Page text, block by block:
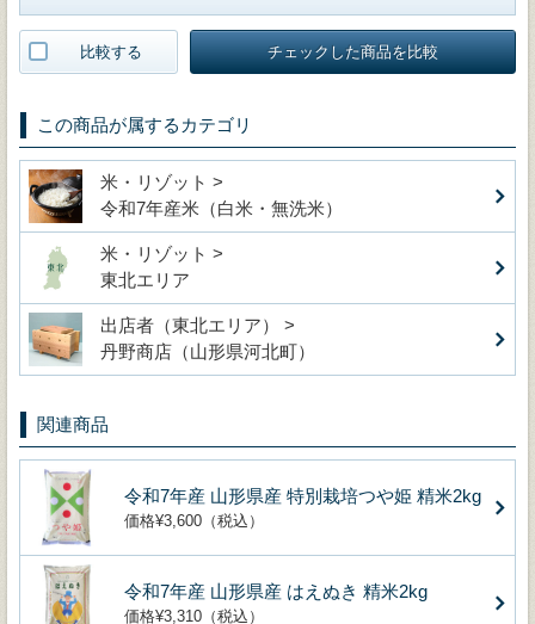
比較する チェックした商品を比較
この商品が属するカテゴリ
米・リゾット >
令和7年産米（白米・無洗米）
米・リゾット >
東北エリア
出店者（東北エリア） >
丹野商店（山形県河北町）
関連商品
令和7年産 山形県産 特別栽培つや姫 精米2kg
価格¥3,600（税込）
令和7年産 山形県産 はえぬき 精米2kg
価格¥3,310（税込）